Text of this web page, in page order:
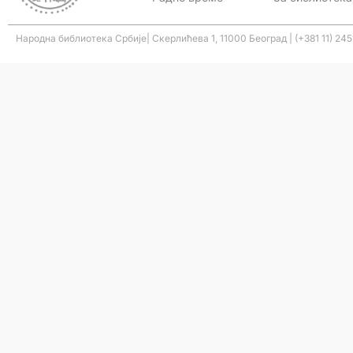
Народна библиотека Србије| Скерлићева 1, 11000 Београд | (+381 11)